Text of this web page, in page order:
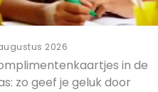
2026
in de
zo geef je geluk door